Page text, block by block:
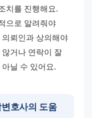
치를 진행해요.
으로 알려줘야
뢰인과 상의해야
거나 연락이 잘
닐 수 있어요.
호사의 도움